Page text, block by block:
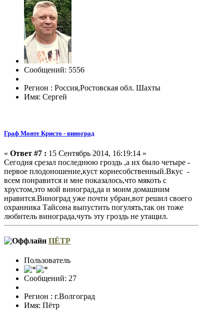
Сообщений: 5556
Регион : Россия,Ростовская обл. Шахты
Имя: Сергей
Граф Монте Кристо - виноград
« Ответ #7 : 15 Сентябрь 2014, 16:19:14 »
Сегодня срезал последнюю гроздь ,а их было четыре -
первое плодоношение,куст корнесобственный.Вкус -
всем понравится и мне показалось,что мякоть с
хрустом,это мой виноград,да и моим домашним
нравится.Виноград уже почти убран,вот решил своего
охранника Тайсона выпустить погулять,так он тоже
любитель винограда,чуть эту гроздь не утащил.
ПЁТР
Пользователь
Сообщений: 27
Регион : г.Волгоград
Имя: Пётр